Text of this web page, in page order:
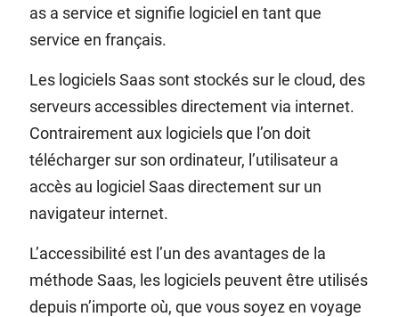
as a service et signifie logiciel en tant que
service en français.
Les logiciels Saas sont stockés sur le cloud, des
serveurs accessibles directement via internet.
Contrairement aux logiciels que l’on doit
télécharger sur son ordinateur, l’utilisateur a
accès au logiciel Saas directement sur un
navigateur internet.
L’accessibilité est l’un des avantages de la
méthode Saas, les logiciels peuvent être utilisés
depuis n’importe où, que vous soyez en voyage